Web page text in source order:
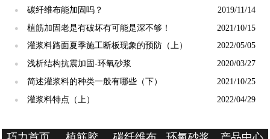
● 碳纤维布能加固吗？ 2019/11/14
● 植筋加固老是有破坏有可能是深不够！ 2021/10/15
● 灌浆料路面夏季施工断板现象的预防（上） 2022/05/05
● 浅析结构抗震加固-环氧砂浆 2020/03/27
● 简述灌浆料的种类一般有哪些（下） 2021/10/25
● 灌浆料特点（上） 2022/04/29